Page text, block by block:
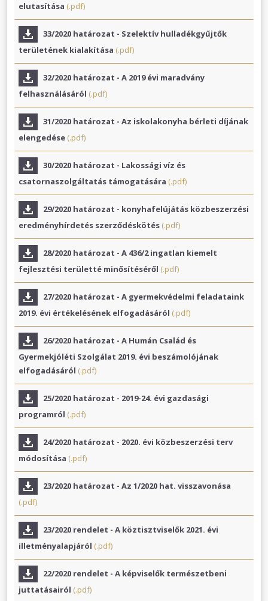
elutasítása (.pdf)
33/2020 határozat - Szelektív hulladékgyűjtők
területének kialakítása (.pdf)
32/2020 határozat - A 2019 évi maradvány
felhasználásáról (.pdf)
31/2020 határozat - Az iskolakonyha bérleti díjának
elengedése (.pdf)
30/2020 határozat - Lakossági víz és
csatornaszolgáltatás támogatására (.pdf)
29/2020 határozat - konyhafelújátás közbeszerzési
eredményhírdetés szerződéskötés (.pdf)
28/2020 határozat - A 436/2 ingatlan kiemelt
fejlesztési területté minősítéséről (.pdf)
27/2020 határozat - A gyermekvédelmi feladataink
2019. évi értékelésének elfogadásáról (.pdf)
26/2020 határozat - A Humán Család és
Gyermekjóléti Szolgálat 2019. évi beszámolójának
elfogadásáról (.pdf)
25/2020 határozat - 2019-24. évi gazdasági
programról (.pdf)
24/2020 határozat - 2020. évi közbeszerzési terv
módosítása (.pdf)
23/2020 határozat - Az 1/2020 hat. visszavonása
(.pdf)
23/2020 rendelet - A köztisztviselők 2021. évi
illetményalapjáról (.pdf)
22/2020 rendelet - A képviselők természetbeni
juttatásairól (.pdf)